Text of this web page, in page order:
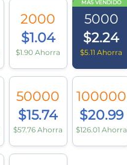
2000
$1.04
$1.90 Ahorra
MÁS VENDIDO
5000
$2.24
$5.11 Ahorra
50000
$15.74
$57.76 Ahorra
100000
$20.99
$126.01 Ahorra